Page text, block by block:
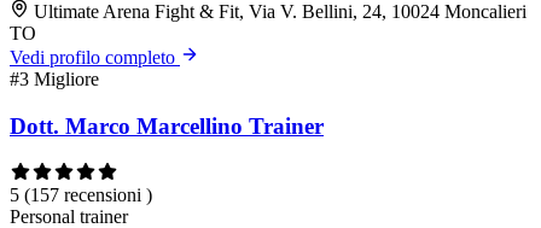
Ultimate Arena Fight & Fit, Via V. Bellini, 24, 10024 Moncalieri
TO
Vedi profilo completo
#3 Migliore
Dott. Marco Marcellino Trainer
5 (157 recensioni )
Personal trainer